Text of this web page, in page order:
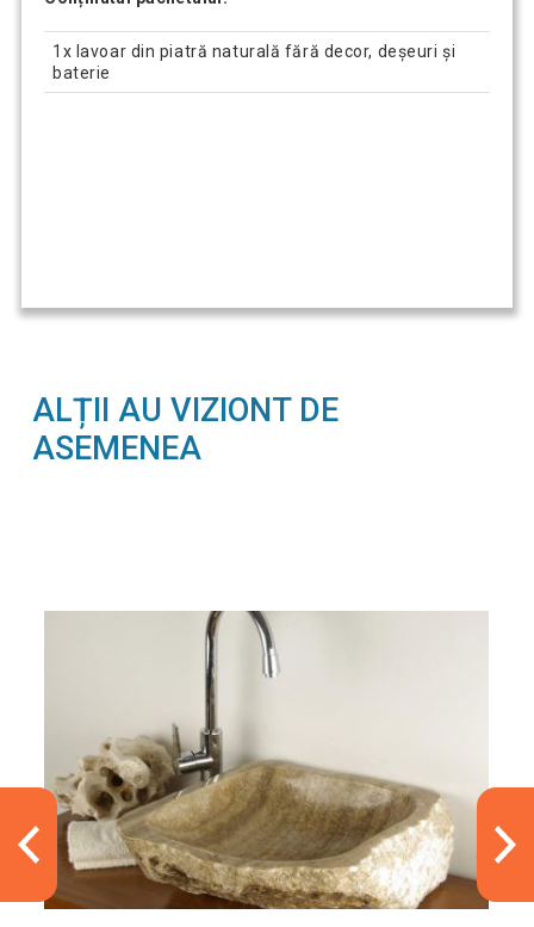
1x lavoar din piatră naturală fără decor, deșeuri și
baterie
ALȚII AU VIZIONT DE
ASEMENEA